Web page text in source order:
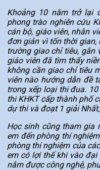
Khoảng 10 năm trở lại
phong trào nghiên cứu
cán bộ, giáo viên, nhân
đơn giản vì tốn thời gian,
trường giao chỉ tiêu, gắn
giáo viên đã tìm thấy
không cần giao chỉ tiêu
viên nào hướng dẫn đề
trong xếp loại thi đua.
thi KHKT cấp thành phố
dự thi và đoạt 1 giải
Học sinh cũng tham gia
em đến phòng thí
phòng thí nghiệm của
em có lợi thế khi vào
nắm được công nghệ,